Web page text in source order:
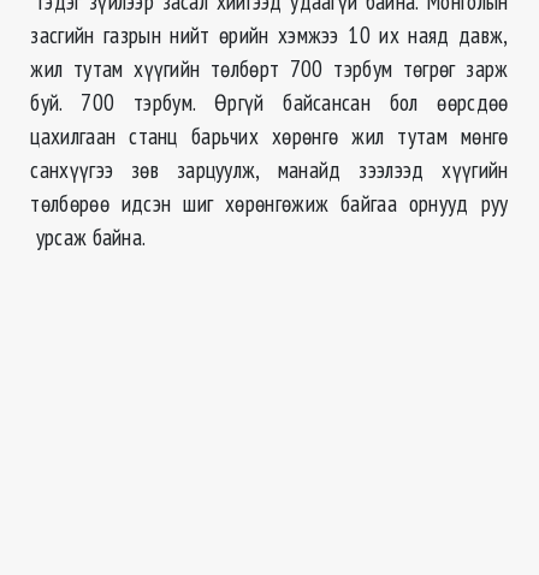
засгийн газрын нийт өрийн хэмжээ 10 их наяд давж,
жил тутам хүүгийн төлбөрт 700 тэрбум төгрөг зарж
буй. 700 тэрбум. Өргүй байсансан бол өөрсдөө
цахилгаан станц барьчих хөрөнгө жил тутам мөнгө
санхүүгээ зөв зарцуулж, манайд зээлээд хүүгийн
төлбөрөө идсэн шиг хөрөнгөжиж байгаа орнууд руу
урсаж байна.